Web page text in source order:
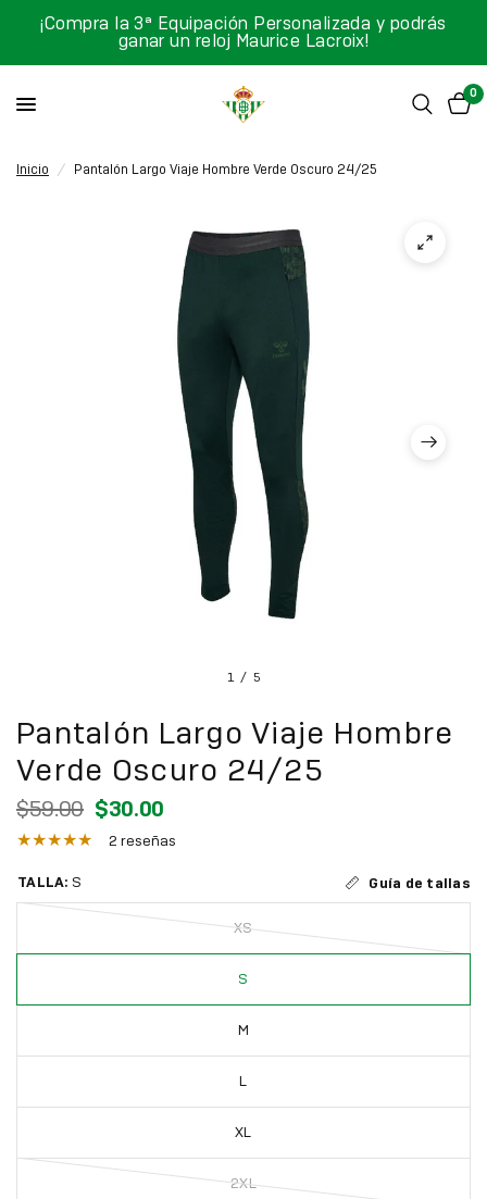
¡Compra la 3ª Equipación Personalizada y podrás
ganar un reloj Maurice Lacroix!
0
Inicio / Pantalón Largo Viaje Hombre Verde Oscuro 24/25
1 / 5
Pantalón Largo Viaje Hombre
Verde Oscuro 24/25
$59.00 $30.00
2 reseñas
TALLA: S Guía de tallas
XS
S
M
L
XL
2XL